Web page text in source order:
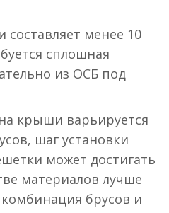
составляет менее 10
сплошная
из ОСБ под
крыши варьируется
шаг установки
может достигать
материалов лучше
брусов и